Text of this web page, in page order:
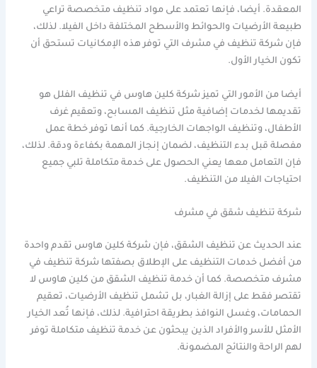
المعقدة. أيضا، فإنها تعتمد على مواد تنظيف متخصصة تراعي
طبيعة الأرضيات والحوائط والأسطح المختلفة داخل الفيلا. لذلك،
فإن شركة تنظيف في مشرف التي توفر هذه الإمكانيات تستحق أن
تكون الخيار الأول.
أيضا من الأمور التي تميز شركة كلين هاوس في تنظيف الفلل هو
تقديمها لخدمات إضافية مثل تنظيف المسابح، وتعقيم غرف
الأطفال، وتنظيف الواجهات الخارجية. كما أنها توفر خطة عمل
مفصلة قبل بدء التنظيف، لضمان إنجاز المهمة بكفاءة ودقة. لذلك،
فإن التعامل معها يعني الحصول على خدمة متكاملة تلبي جميع
احتياجات الفيلا من التنظيف.
شركة تنظيف شقق في مشرف
عند الحديث عن تنظيف الشقق، فإن شركة كلين هاوس تقدم واحدة
من أفضل خدمات التنظيف على الإطلاق بصفتها شركة تنظيف في
مشرف متخصصة. كما أن خدمة تنظيف الشقق من كلين هاوس لا
تقتصر فقط على إزالة الغبار، بل تشمل تنظيف الأرضيات، تعقيم
الحمامات، وغسل النوافذ بطريقة احترافية. لذلك، فإنها تُعد الخيار
الأمثل للأسر والأفراد الذين يبحثون عن خدمة تنظيف متكاملة توفر
لهم الراحة والنتائج المضمونة.